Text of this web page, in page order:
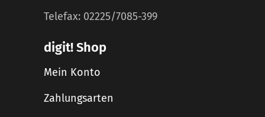
Telefax: 02225/7085-399
digit! Shop
Mein Konto
Zahlungsarten